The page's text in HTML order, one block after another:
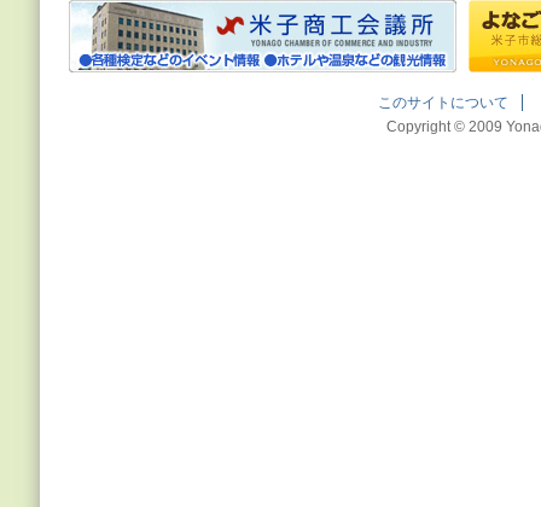
このサイトについて
Copyright © 2009